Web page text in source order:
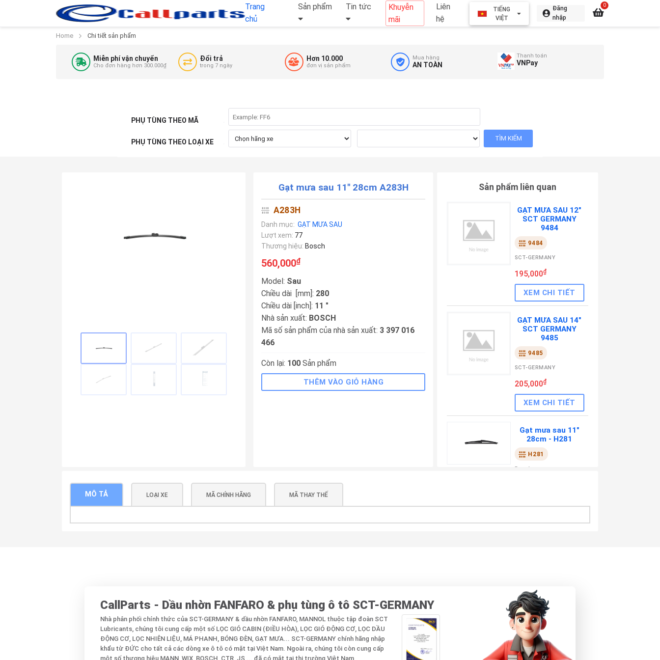
Trang
chủ
Sản phẩm Tin tức
Khuyễn
mãi
Liên
hệ
TIẾNG
VIỆT
Đăng
nhập
0
Home Chi tiết sản phẩm
Miễn phí vận chuyển
Cho đơn hàng hơn 300.000₫
Đổi trả
trong 7 ngày
Hơn 10.000
đơn vị sản phẩm
Mua hàng
AN TOÀN
Thanh toán
VNPay
PHỤ TÙNG THEO MÃ
PHỤ TÙNG THEO LOẠI XE
Gạt mưa sau 11'' 28cm A283H
A283H
Danh mục: GẠT MƯA SAU
Lượt xem: 77
Thương hiệu: Bosch
560,000₫
Model: Sau
Chiều dài [mm]: 280
Chiều dài [inch]: 11 "
Nhà sản xuất: BOSCH
Mã số sản phẩm của nhà sản xuất: 3 397 016
466
Còn lại: 100 Sản phẩm
THÊM VÀO GIỎ HÀNG
Sản phẩm liên quan
GẠT MƯA SAU 12"
SCT GERMANY
9484
9484
SCT-GERMANY
195,000₫
XEM CHI TIẾT
GẠT MƯA SAU 14"
SCT GERMANY
9485
9485
SCT-GERMANY
205,000₫
XEM CHI TIẾT
Gạt mưa sau 11"
28cm - H281
H281
Bosch
XEM CHI TIẾT
XEM CHI TIẾT
Gạt mưa sau 14"
35cm - H352
H352
MÔ TẢ LOẠI XE MÃ CHÍNH HÃNG MÃ THAY THẾ
CallParts - Dầu nhờn FANFARO & phụ tùng ô tô SCT-GERMANY
Nhà phân phối chính thức của SCT-GERMANY & dầu nhờn FANFARO, MANNOL thuộc tập đoàn SCT
Lubricants, chúng tôi cung cấp một số LỌC GIÓ CABIN (ĐIỀU HÒA), LỌC GIÓ ĐỘNG CƠ, LỌC DẦU
ĐỘNG CƠ, LỌC NHIÊN LIỆU, MÁ PHANH, BÓNG ĐÈN, GẠT MƯA... SCT-GERMANY chính hãng nhập
khẩu từ ĐỨC cho tất cả các dòng xe ô tô có mặt tại Việt Nam. Ngoài ra, chúng tôi còn cung cấp
một số thương hiệu MANN, WIX, BOSCH, CTR, JS ... đã có mặt tại thị trường Việt Nam